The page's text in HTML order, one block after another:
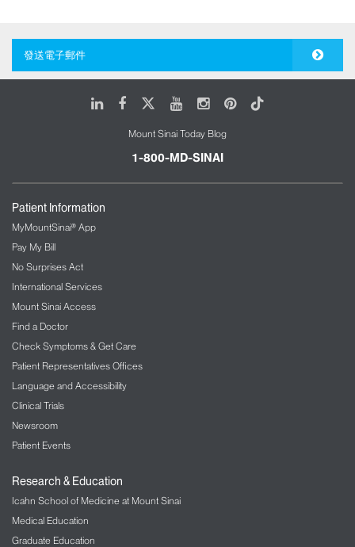
發送電子郵件
LinkedIn
FacebookYoutubeInstagram
Pinterest
Tiktok
Mount Sinai Today Blog
1-800-MD-SINAI
Patient Information
MyMountSinai® App
Pay My Bill
No Surprises Act
International Services
Mount Sinai Access
Find a Doctor
Check Symptoms & Get Care
Patient Representatives Offices
Language and Accessibility
Clinical Trials
Newsroom
Patient Events
Research & Education
Icahn School of Medicine at Mount Sinai
Medical Education
Graduate Education